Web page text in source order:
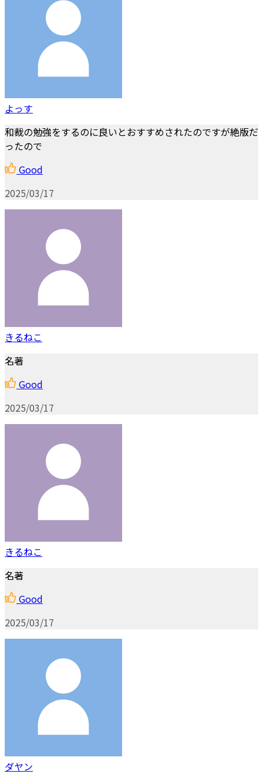
よっす
和裁の勉強をするのに良いとおすすめされたのですが絶版だ
ったので
Good
2025/03/17
きるねこ
名著
Good
2025/03/17
きるねこ
名著
Good
2025/03/17
ダヤン